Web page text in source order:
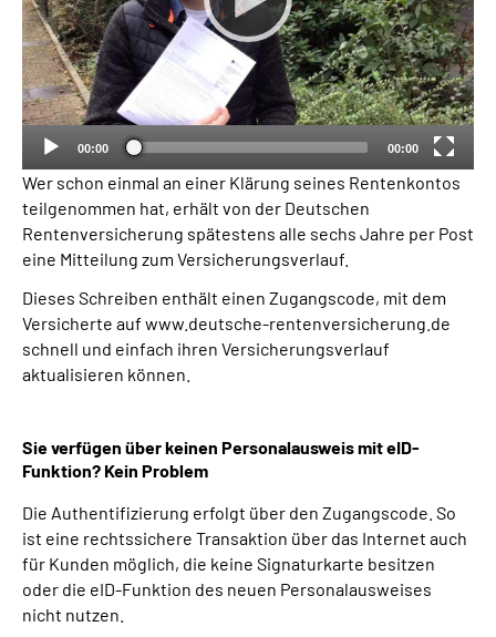
Inhalte in Gebärdensprache (DGS)
Leichte Sprache
Mein Kundenportal
00:00 00:00
Wer schon einmal an einer Klärung seines Rentenkontos
teilgenommen hat, erhält von der Deutschen
Rentenversicherung spätestens alle sechs Jahre per Post
eine Mitteilung zum Versicherungsverlauf.
Dieses Schreiben enthält einen Zugangscode, mit dem
Versicherte auf www.deutsche-rentenversicherung.de
schnell und einfach ihren Versicherungsverlauf
aktualisieren können.
Sie verfügen über keinen Personalausweis mit eID-
Funktion? Kein Problem
Die Authentifizierung erfolgt über den Zugangscode. So
ist eine rechtssichere Transaktion über das Internet auch
für Kunden möglich, die keine Signaturkarte besitzen
oder die eID-Funktion des neuen Personalausweises
nicht nutzen.